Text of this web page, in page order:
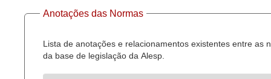
Dados Governamentais Abertos
Planejamento
Anotações das Normas
Lista de anotações e relacionamentos existentes entre as
da base de legislação da Alesp.